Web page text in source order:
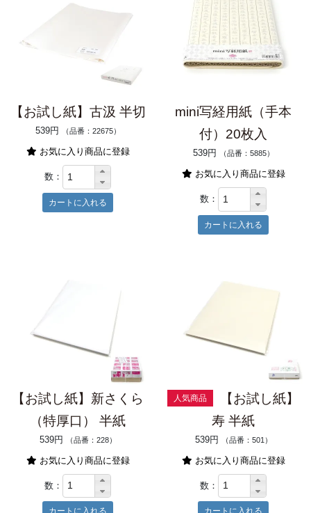
【お試し紙】古汲 半切
539円 （品番：22675）
お気に入り商品に登録
数：
mini写経用紙（手本
付）20枚入
539円 （品番：5885）
お気に入り商品に登録
数：
【お試し紙】新さくら
（特厚口） 半紙
539円 （品番：228）
お気に入り商品に登録
数：
人気商品
【お試し紙】
寿 半紙
539円 （品番：501）
お気に入り商品に登録
数：